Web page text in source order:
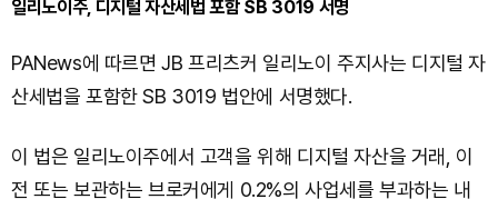
일리노이주, 디지털 자산세법 포함 SB 3019 서명
PANews에 따르면 JB 프리츠커 일리노이 주지사는 디지털 자
산세법을 포함한 SB 3019 법안에 서명했다.
이 법은 일리노이주에서 고객을 위해 디지털 자산을 거래, 이
전 또는 보관하는 브로커에게 0.2%의 사업세를 부과하는 내